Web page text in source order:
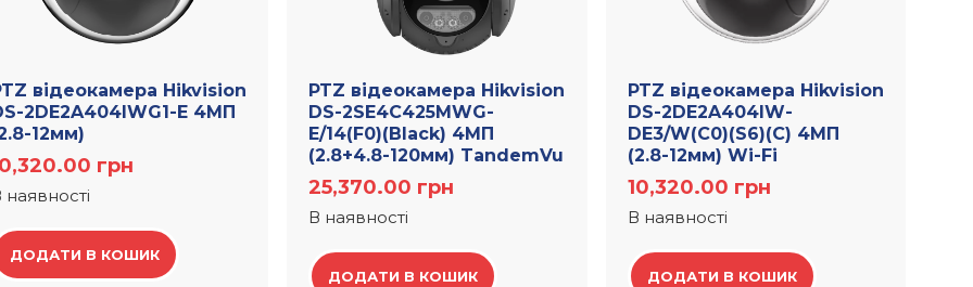
відеокамера Hikvision
2DE2A404IWG1-E 4МП
12мм)
грн
наявності
ДОДАТИ В КОШИК
PTZ відеокамера Hikvision
DS-2SE4C425MWG-
E/14(F0)(Black) 4МП
(2.8+4.8-120мм) TandemVu
25,370.00 грн
В наявності
ДОДАТИ В КОШИК
PTZ відеокамера Hikvision
DS-2DE2A404IW-
DE3/W(C0)(S6)(C) 4МП
(2.8-12мм) Wi-Fi
10,320.00 грн
В наявності
ДОДАТИ В КОШИК